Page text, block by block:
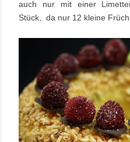
auch nur mit einer
Stück, da nur 12 kleine